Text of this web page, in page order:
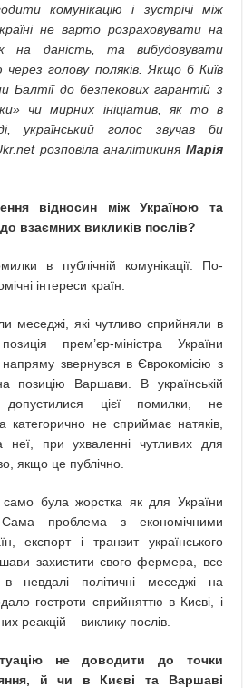
комунікацію і зустрічі між
не варто розраховувати на
на даність, та вибудовувати
через голову поляків. Якщо б Київ
Балтії до безпекових гарантій з
чи мирних ініціатив, як то в
український голос звучав би
розповіла аналітикиня Марія
відносин між Україною та
взаємних викликів послів?
в публічній комунікації. По-
інтереси країн.
меседжі, які чутливо сприйняли в
прем’єр-міністра України
звернувся в Єврокомісію з
позицію Варшави. В українській
допустилися цієї помилки, не
не сприймає натяків,
при ухваленні чутливих для
якщо це публічно.
само була жорстка як для України
проблема з економічними
експорт і транзит українського
захистити свого фермера, все
невдалі політичні меседжі на
гостроти сприйняттю в Києві, і
реакцій – виклику послів.
не доводити до точки
й чи в Києві та Варшаві